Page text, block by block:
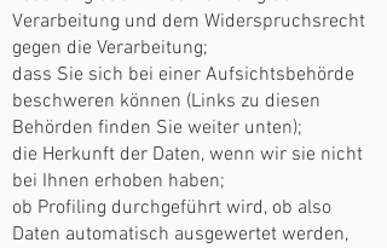
Verarbeitung und dem Widerspruchsrecht
gegen die Verarbeitung;
dass Sie sich bei einer Aufsichtsbehörde
beschweren können (Links zu diesen
Behörden finden Sie weiter unten);
die Herkunft der Daten, wenn wir sie nicht
bei Ihnen erhoben haben;
ob Profiling durchgeführt wird, ob also
Daten automatisch ausgewertet werden,